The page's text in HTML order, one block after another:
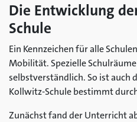
Die Entwicklung
Schule
Ein Kennzeichen für alle
Mobilität. Spezielle
selbstverständlich. So ist auch
Kollwitz-Schule bestimmt
Zunächst fand der Unterricht